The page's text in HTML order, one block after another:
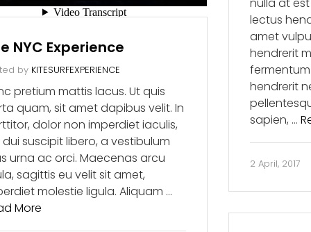
NYC Experience
by KITESURFEXPERIENCE
pretium mattis lacus. Ut quis
quam, sit amet dapibus velit. In
dolor non imperdiet iaculis,
dui suscipit libero, a vestibulum
urna ac orci. Maecenas arcu
sagittis eu velit sit amet,
molestie ligula. Aliquam …
More
lectus
amet
hendrerit
hendrerit
sapien, …
2 April, 2017